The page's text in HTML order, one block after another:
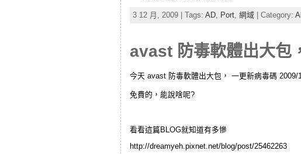
3 12 月, 2009 | Tags: AD, Port, 網域| Category:
avast 防毒軟體出大包
今天 avast 防毒軟體出大包， 一更新病毒碼
免費的，能說啥呢?
看看這篇BLOG就知道有多慘
http://dreamyeh.pixnet.net/blog/post/25462263